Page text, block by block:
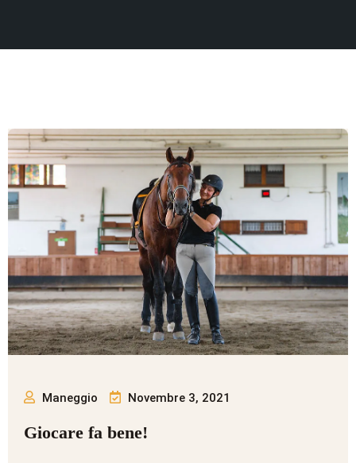
Maneggio Novembre 3, 2021
Giocare fa bene!